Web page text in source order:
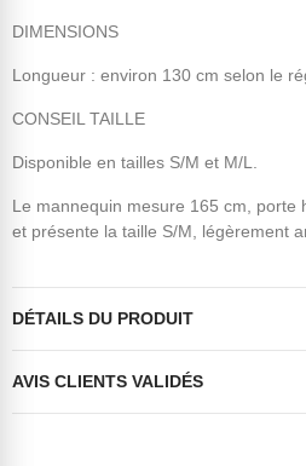
DIMENSIONS
Longueur : environ 130 cm selon le
CONSEIL TAILLE
Disponible en tailles S/M et M/L.
Le mannequin mesure 165 cm, porte
et présente la taille S/M, légèrement
DÉTAILS DU PRODUIT
AVIS CLIENTS VALIDÉS